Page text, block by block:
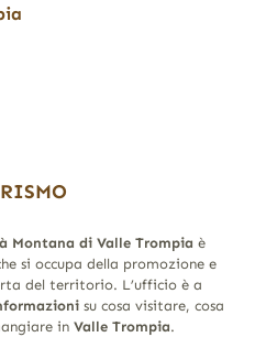
Montana di Valle Trompia è
si occupa della promozione e
del territorio. L’ufficio è a
su cosa visitare, cosa
in Valle Trompia.